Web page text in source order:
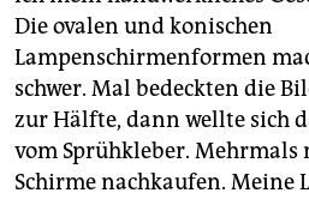
Die ovalen und konischen
Lampenschirmenformen
schwer. Mal bedeckten die
zur Hälfte, dann wellte sich
vom Sprühkleber. Mehrmals
Schirme nachkaufen. Meine